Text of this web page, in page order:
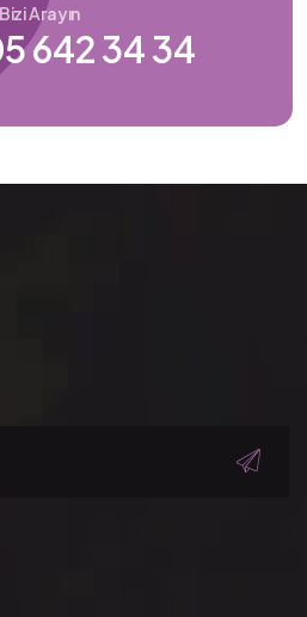
Bizi Arayın
642 34 34